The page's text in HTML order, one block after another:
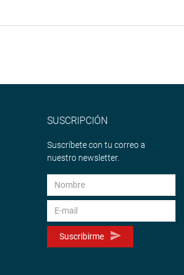
SUSCRIPCIÓN
Suscríbete con tu correo a
nuestro newsletter.
Suscribirme